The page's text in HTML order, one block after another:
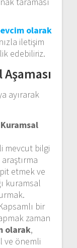
olarak
iletişim
edebiliriz.
Aşaması
ayırarak
mevcut bilgi
etmek ve
kuramsal
bir
zaman
olarak,
ve önemli